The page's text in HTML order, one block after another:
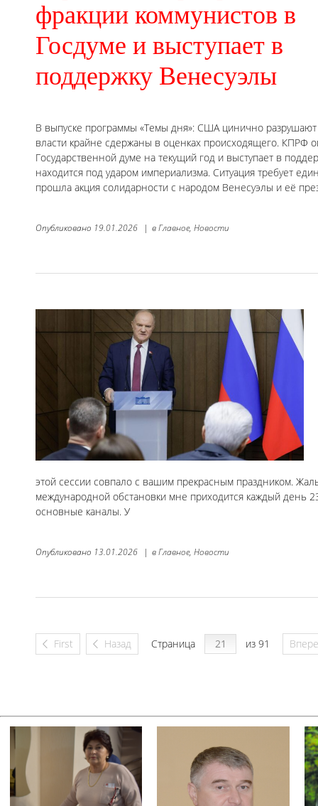
фракции коммунистов в
Госдуме и выступает в
поддержку Венесуэлы
В выпуске программы «Темы дня»: США цинично
власти крайне сдержаны в оценках происходящего. КПРФ
Государственной думе на текущий год и выступает в
находится под ударом империализма. Ситуация требует
прошла акция солидарности с народом Венесуэлы и её
Опубликовано 19.01.2026 | вГлавное, Новости
этой сессии совпало с вашим прекрасным праздником.
международной обстановки мне приходится каждый день
основные каналы. У
Опубликовано 13.01.2026 | вГлавное, Новости
First Назад Страница из 91